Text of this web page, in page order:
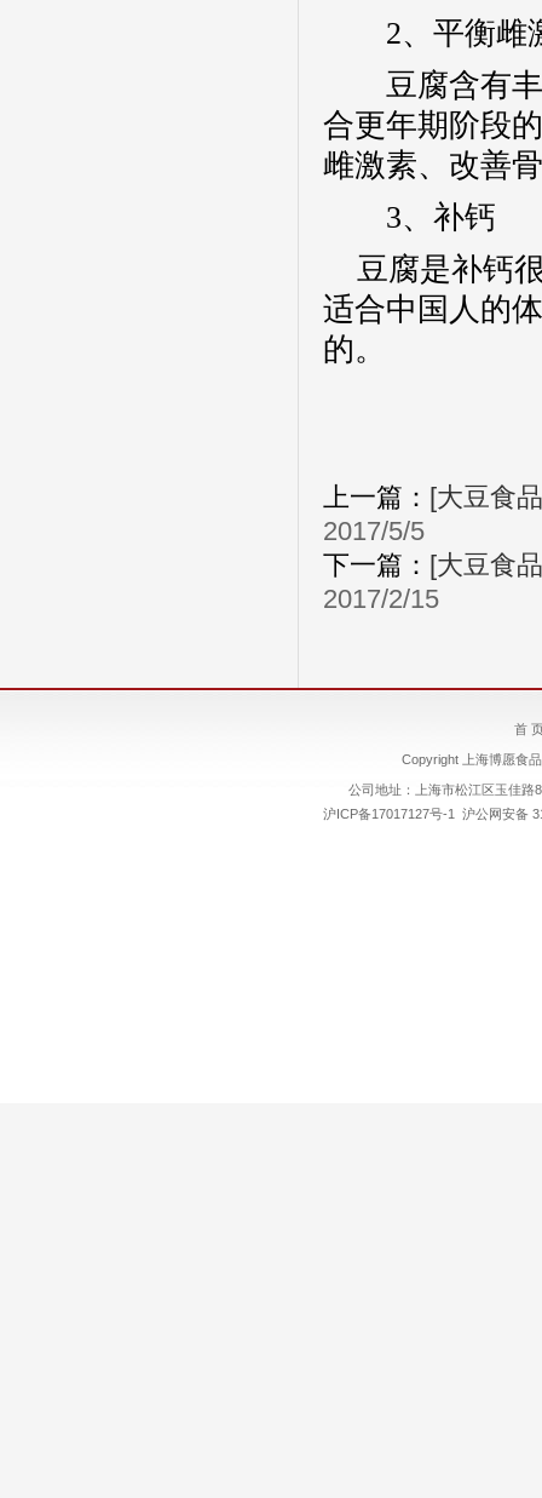
2、平衡雌
豆腐含有丰
合更年期阶段
雌激素、改善
3、补钙
豆腐是补钙
适合中国人的
的。
上一篇： [大豆食
2017/5/5
下一篇： [大豆食
2017/2/15
首
Copyright 上海博愿食
公司地址：上海市松江区玉佳路
沪ICP备17017127号-1
沪公网安备